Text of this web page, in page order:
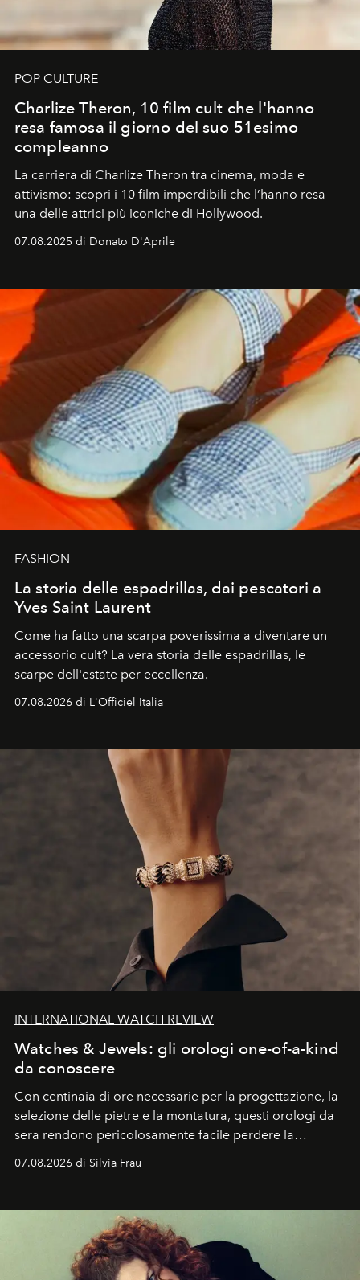
POP CULTURE
Charlize Theron, 10 film cult che l'hanno
resa famosa il giorno del suo 51esimo
compleanno
La carriera di Charlize Theron tra cinema, moda e
attivismo: scopri i 10 film imperdibili che l’hanno resa
una delle attrici più iconiche di Hollywood.
07.08.2025 di Donato D'Aprile
FASHION
La storia delle espadrillas, dai pescatori a
Yves Saint Laurent
Come ha fatto una scarpa poverissima a diventare un
accessorio cult? La vera storia delle espadrillas, le
scarpe dell'estate per eccellenza.
07.08.2026 di L'Officiel Italia
INTERNATIONAL WATCH REVIEW
Watches & Jewels: gli orologi one-of-a-kind
da conoscere
Con centinaia di ore necessarie per la progettazione, la
selezione delle pietre e la montatura, questi orologi da
sera rendono pericolosamente facile perdere la
cognizione del tempo. Ma con quadranti così
07.08.2026 di Silvia Frau